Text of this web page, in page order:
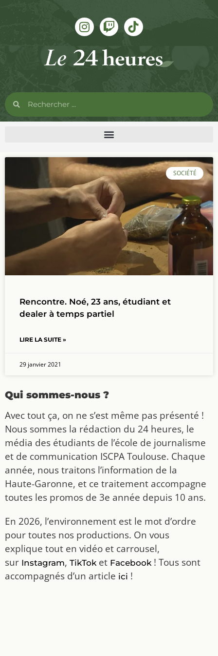
SOCIÉTÉ
Rencontre. Noé, 23 ans, étudiant et
dealer à temps partiel
LIRE LA SUITE »
29 janvier 2021
Qui sommes-nous ?
Avec tout ça, on ne s’est même pas présenté !
Nous sommes la rédaction du 24 heures, le
média des étudiants de l’école de journalisme
et de communication ISCPA Toulouse. Chaque
année, nous traitons l’information de la
Haute-Garonne, et ce traitement accompagne
toutes les promos de 3e année depuis 10 ans.
En 2026, l’environnement est le mot d’ordre
pour toutes nos productions. On vous
explique tout en vidéo et carrousel,
sur Instagram, TikToket Facebook! Tous sont
accompagnés d’un article ici !